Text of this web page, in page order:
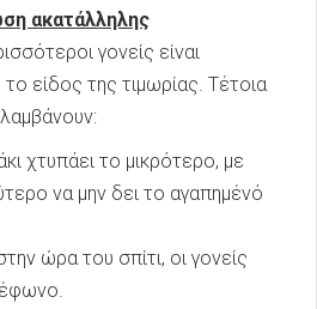
ακατάλληλης
γονείς είναι
είδος της τιμωρίας. Τέτοια
χτυπάει το μικρότερο, με
να μην δει το αγαπημένό
ώρα του σπίτι, οι γονείς